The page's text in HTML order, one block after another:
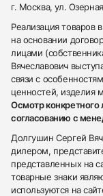
г. Москва, ул.
Реализация товаров
на основании
лицами
Вячеславович
связи с
ценностей, изделия
Осмотр конкретного
согласованию с
Долгушин Сергей
дилером,
представленных на
товарные знаки
используются на